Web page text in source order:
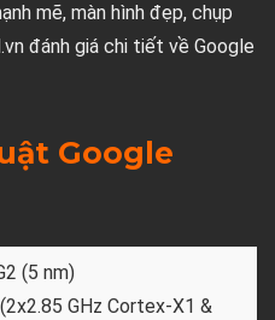
mẽ, màn hình đẹp, chụp
đánh giá chi tiết về Google
Google
(5 nm)
GHz Cortex-X1 &